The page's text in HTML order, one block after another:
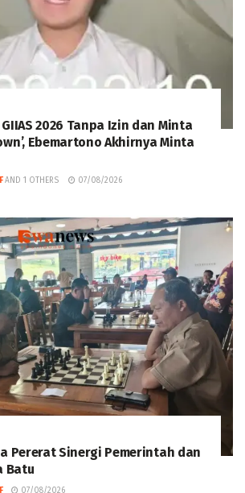
2026 Tanpa Izin dan Minta
Ebemartono Akhirnya Minta
AND 1 OTHERS 07/08/2026
Pererat Sinergi Pemerintah dan
Batu
07/08/2026